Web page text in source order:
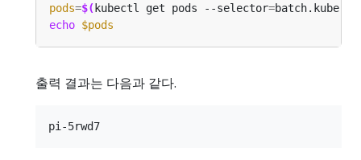
pods=$( kubectl get pods --selector=
echo $pods
출력 결과는 다음과 같다.